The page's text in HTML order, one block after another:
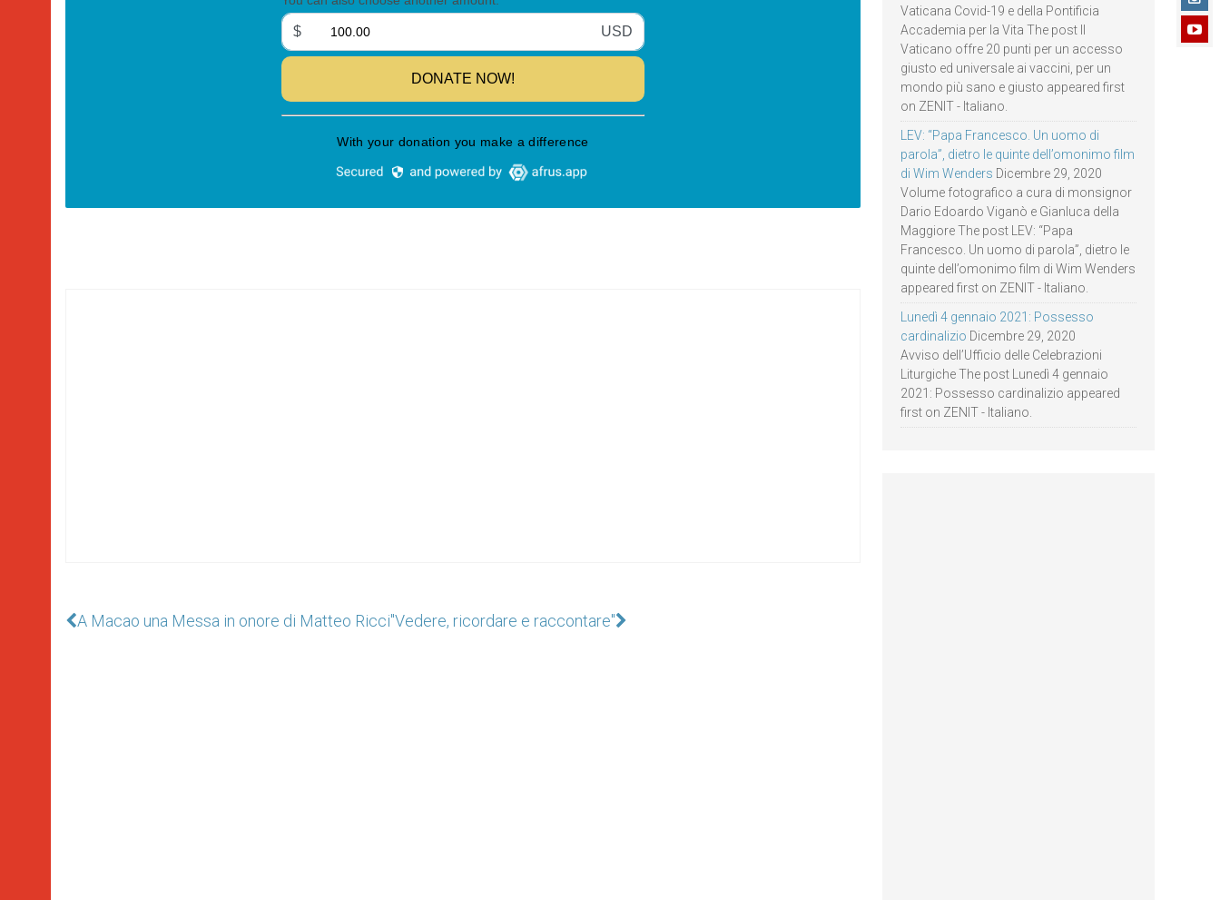
A Macao una Messa in onore di Matteo Ricci"Vedere, ricordare e raccontare"
Vaticana Covid-19 e della Pontificia
Accademia per la Vita The post Il
Vaticano offre 20 punti per un accesso
giusto ed universale ai vaccini, per un
mondo più sano e giusto appeared first
on ZENIT - Italiano.
LEV: “Papa Francesco. Un uomo di
parola”, dietro le quinte dell’omonimo film
di Wim Wenders Dicembre 29, 2020
Volume fotografico a cura di monsignor
Dario Edoardo Viganò e Gianluca della
Maggiore The post LEV: “Papa
Francesco. Un uomo di parola”, dietro le
quinte dell’omonimo film di Wim Wenders
appeared first on ZENIT - Italiano.
Lunedì 4 gennaio 2021: Possesso
cardinalizio Dicembre 29, 2020
Avviso dell’Ufficio delle Celebrazioni
Liturgiche The post Lunedì 4 gennaio
2021: Possesso cardinalizio appeared
first on ZENIT - Italiano.